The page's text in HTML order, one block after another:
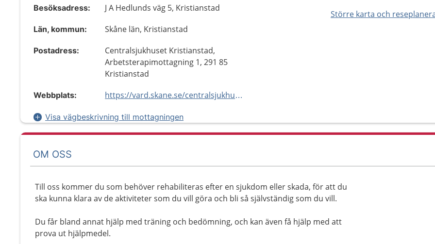
Större karta och
Besöksadress: J A Hedlunds väg 5, Kristianstad
Län, kommun: Skåne län, Kristianstad
Postadress:
Centralsjukhuset Kristianstad,
Arbetsterapimottagning 1, 291 85
Kristianstad
Webbplats: https://vard.skane.se/centralsjukhuset-kristianstad-csk/mottagningar-och-avdelningar/arbetsterapimottagning
Visa vägbeskrivning till mottagningen
OM OSS
Till oss kommer du som behöver rehabiliteras efter en sjukdom eller skada, för att du
ska kunna klara av de aktiviteter som du vill göra och bli så självständig som du vill.
Du får bland annat hjälp med träning och bedömning, och kan även få hjälp med att
prova ut hjälpmedel.